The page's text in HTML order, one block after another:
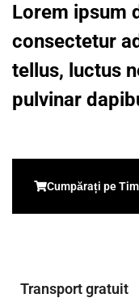
Lorem ipsum
consectetur
tellus, luctus
pulvinar
Cumpărați pe
Transport gratuit